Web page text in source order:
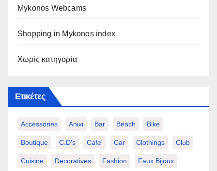
Mykonos Webcams
Shopping in Mykonos index
Χωρίς κατηγορία
Ετικέτες
Accessories Anixi Bar Beach Bike
Boutique C.d's Cafe' Car Clothings Club
Cuisine Decoratives Fashion Faux Bijoux